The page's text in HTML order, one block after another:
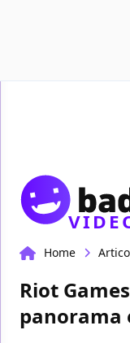
Home
Riot
panorama